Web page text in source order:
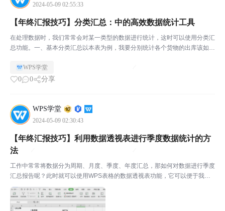
2024-05-09 02:55:33
【年终汇报技巧】分类汇总：中的高效数据统计工具
在处理数据时，我们常常会对某一类型的数据进行统计，这时可以使用分类汇
总功能。一、基本分类汇总以本表为例，我要分别统计各个货物的出库该如何
单，选择自定义排序。▪第二步：在「排序」对话框中，选...
WPS学堂
0 0 分享
WPS学堂
2024-05-09 02:30:43
【年终汇报技巧】利用数据透视表进行季度数据统计的方
法
工作中常常将数据分为周期、月度、季度、年度汇总，那如何对数据进行季度
汇总报告呢？此时就可以使用WPS表格的数据透视表功能，它可以便于我们
筛选和统计。◾以此销售表单为例。点击上方菜单栏数据-数据透视表，选择单
元格区域，创建新的工作表。此时弹出一个新的工作表，...